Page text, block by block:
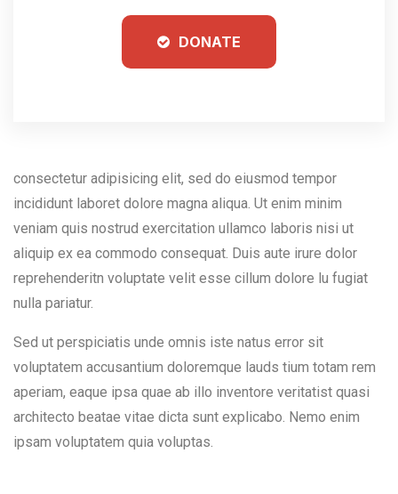
DONATE
consectetur adipisicing elit, sed do eiusmod tempor
incididunt laboret dolore magna aliqua. Ut enim minim
veniam quis nostrud exercitation ullamco laboris nisi ut
aliquip ex ea commodo consequat. Duis aute irure dolor
reprehenderitn voluptate velit esse cillum dolore lu fugiat
nulla pariatur.
Sed ut perspiciatis unde omnis iste natus error sit
voluptatem accusantium doloremque lauds tium totam rem
aperiam, eaque ipsa quae ab illo inventore veritatist quasi
architecto beatae vitae dicta sunt explicabo. Nemo enim
ipsam voluptatem quia voluptas.